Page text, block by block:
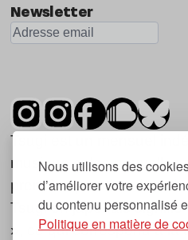
Nous utilisons des
d’améliorer votre
du contenu personnalisé
Politique en matière de
Newsletter
Tsugi est un mensuel
musique et les nouvelles
première parution date
Tsugi en japonais signifie
», ce qui correspond à la